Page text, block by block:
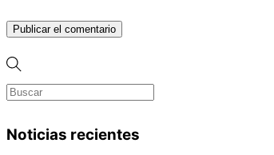
Noticias recientes